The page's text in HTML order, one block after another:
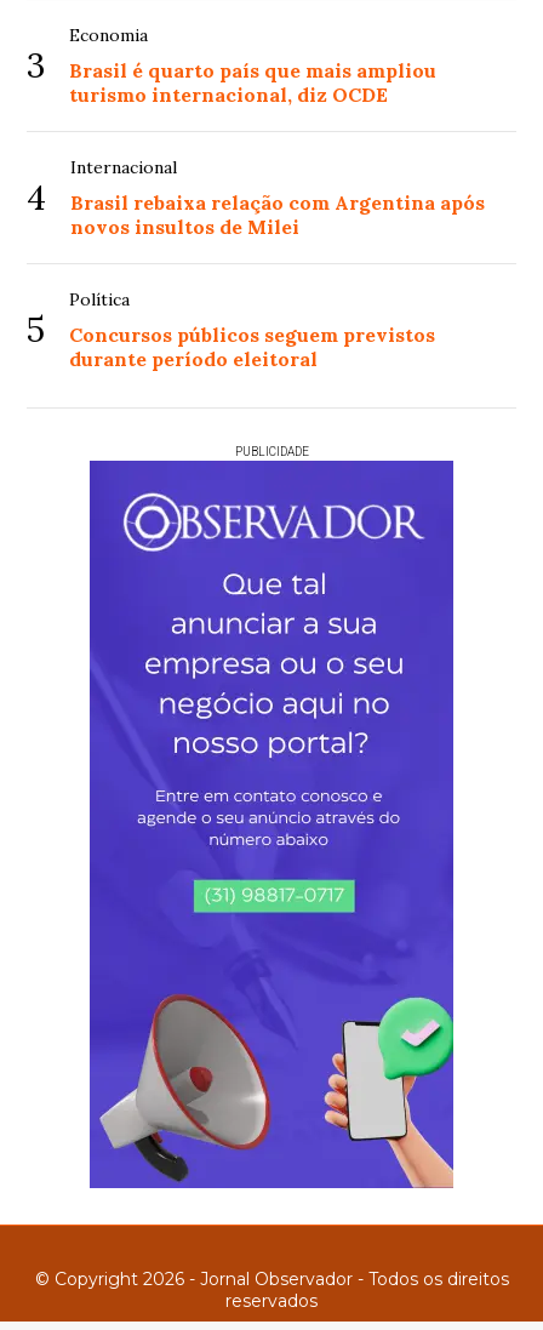
3
Economia
Brasil é quarto país que mais ampliou
turismo internacional, diz OCDE
4
Internacional
Brasil rebaixa relação com Argentina após
novos insultos de Milei
5
Política
Concursos públicos seguem previstos
durante período eleitoral
PUBLICIDADE
© Copyright 2026 - Jornal Observador - Todos os direitos
reservados